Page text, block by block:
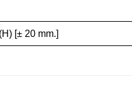
[± 20 mm.]